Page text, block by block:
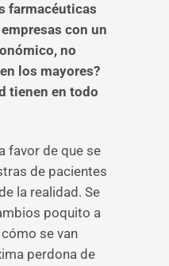
farmacéuticas
con un
no
los mayores?
tienen en todo
favor de que se
de pacientes
la realidad. Se
poquito a
se van
perdona de